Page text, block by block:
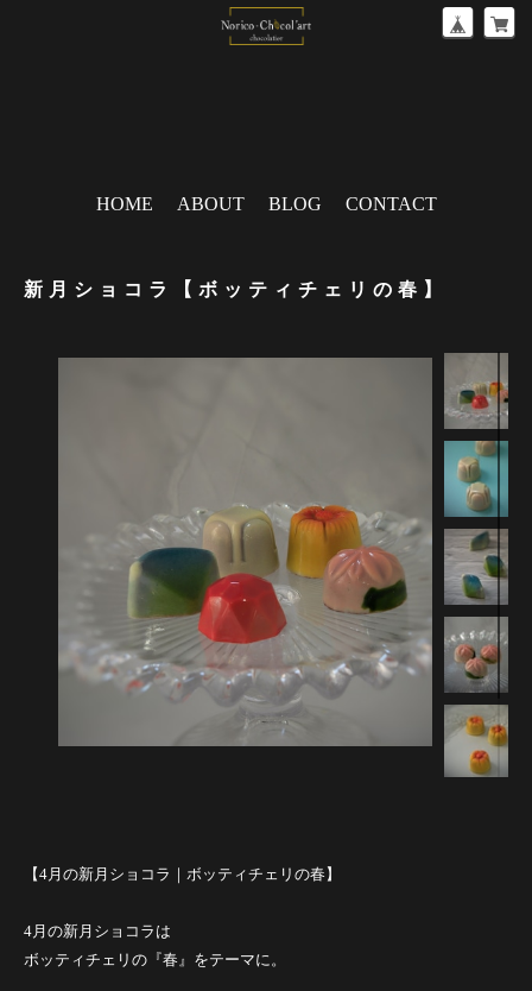
HOME ABOUT BLOG CONTACT
新月ショコラ【ボッティチェリの春】
【4月の新月ショコラ｜ボッティチェリの春】
4月の新月ショコラは
ボッティチェリの『春』をテーマに。